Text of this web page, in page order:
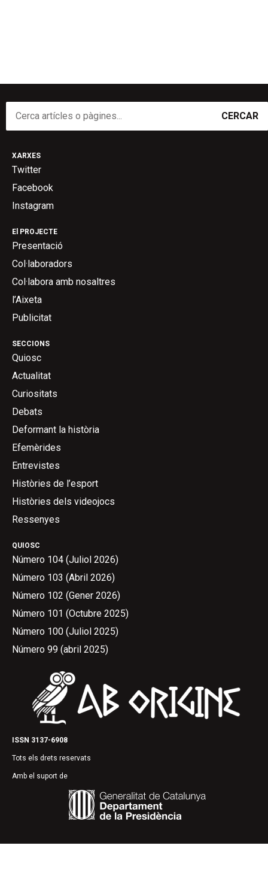
CERCAR
ISSN 3137-6908
Tots els drets reservats
Amb el suport de
QUIOSC
Número 104 (Juliol 2026)
Número 103 (Abril 2026)
Número 102 (Gener 2026)
Número 101 (Octubre 2025)
Número 100 (Juliol 2025)
Número 99 (abril 2025)
SECCIONS
Quiosc
Actualitat
Curiositats
Debats
Deformant la història
Efemèrides
Entrevistes
Històries de l’esport
Històries dels videojocs
Ressenyes
El PROJECTE
Presentació
Col·laboradors
Col·labora amb nosaltres
l’Aixeta
Publicitat
XARXES
Twitter
Facebook
Instagram